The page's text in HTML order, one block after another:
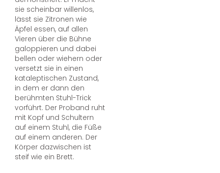
sie scheinbar willenlos,
lässt sie Zitronen wie
Äpfel essen, auf allen
Vieren über die Bühne
galoppieren und dabei
bellen oder wiehern oder
versetzt sie in einen
kataleptischen Zustand,
in dem er dann den
berühmten Stuhl-Trick
vorführt. Der Proband ruht
mit Kopf und Schultern
auf einem Stuhl, die Füße
auf einem anderen. Der
Körper dazwischen ist
steif wie ein Brett.